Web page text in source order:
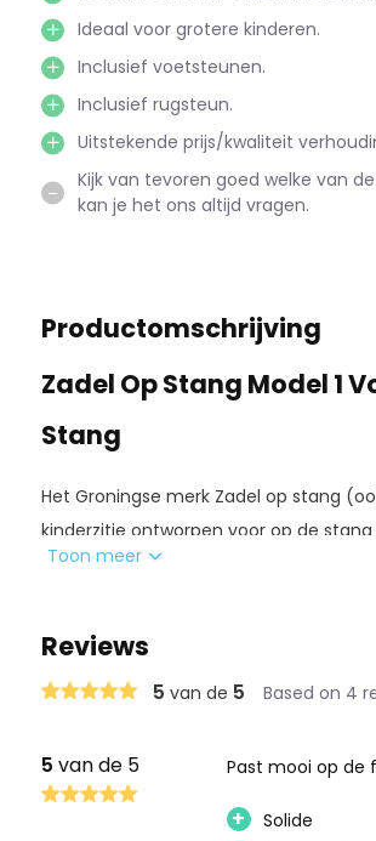
Ideaal voor grotere kinderen.
Inclusief voetsteunen.
Inclusief rugsteun.
Uitstekende prijs/kwaliteit
Kijk van tevoren goed welke van
kan je het ons altijd vragen.
Productomschrijving
Zadel Op Stang Model 1
Stang
Het Groningse merk Zadel op stang
kinderzitje ontworpen voor op de
voor de damesfiets met dubbele
Nieuw:Maak het fietsen nog leuker
Hierdoor heeft uw kind het gevoel dat
Twijfelt u welk zadel op stang
Hoe is zadel op stang
Toon meer
Reviews
5 van de 5 Based on 4
5 van de 5 Past mooi op de
+ Solide